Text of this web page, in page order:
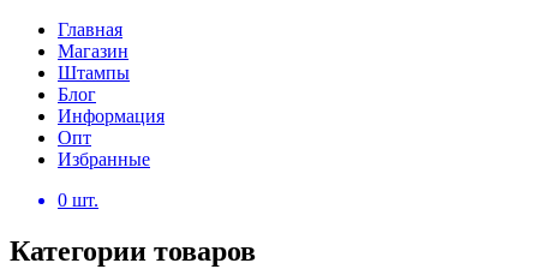
Главная
Магазин
Штампы
Блог
Информация
Опт
Избранные
0 шт.
Категории товаров